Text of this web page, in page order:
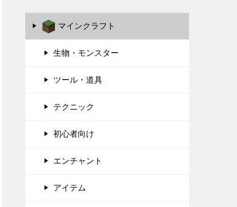
マインクラフト
生物・モンスター
ツール・道具
テクニック
初心者向け
エンチャント
アイテム